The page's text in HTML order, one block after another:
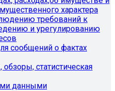
характера
требований к
и урегулированию
сообщений о фактах
статистическая
данными